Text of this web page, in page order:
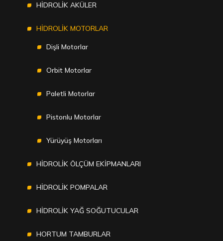
HİDROLİK AKÜLER
HİDROLİK MOTORLAR
Dişli Motorlar
Orbit Motorlar
Paletli Motorlar
Pistonlu Motorlar
Yürüyüş Motorları
HİDROLİK ÖLÇÜM EKİPMANLARI
HİDROLİK POMPALAR
HİDROLİK YAĞ SOĞUTUCULAR
HORTUM TAMBURLAR